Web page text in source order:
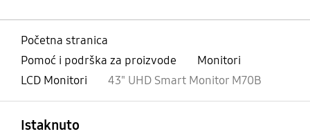
Početna stranica
Pomoć i podrška za proizvode
Monitori
LCD Monitori
43" UHD Smart Monitor M70B
Istaknuto